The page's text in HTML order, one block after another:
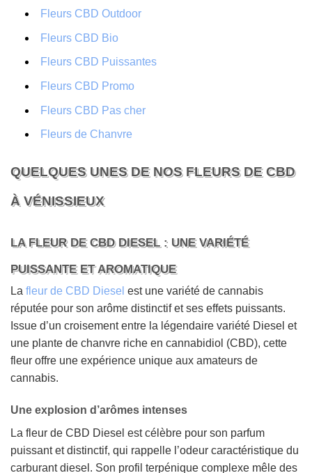
Fleurs CBD Outdoor
Fleurs CBD Bio
Fleurs CBD Puissantes
Fleurs CBD Promo
Fleurs CBD Pas cher
Fleurs de Chanvre
QUELQUES UNES DE NOS FLEURS DE CBD
À VÉNISSIEUX
LA FLEUR DE CBD DIESEL : UNE VARIÉTÉ
PUISSANTE ET AROMATIQUE
La fleur de CBD Diesel est une variété de cannabis
réputée pour son arôme distinctif et ses effets puissants.
Issue d’un croisement entre la légendaire variété Diesel et
une plante de chanvre riche en cannabidiol (CBD), cette
fleur offre une expérience unique aux amateurs de
cannabis.
Une explosion d’arômes intenses
La fleur de CBD Diesel est célèbre pour son parfum
puissant et distinctif, qui rappelle l’odeur caractéristique du
carburant diesel. Son profil terpénique complexe mêle des